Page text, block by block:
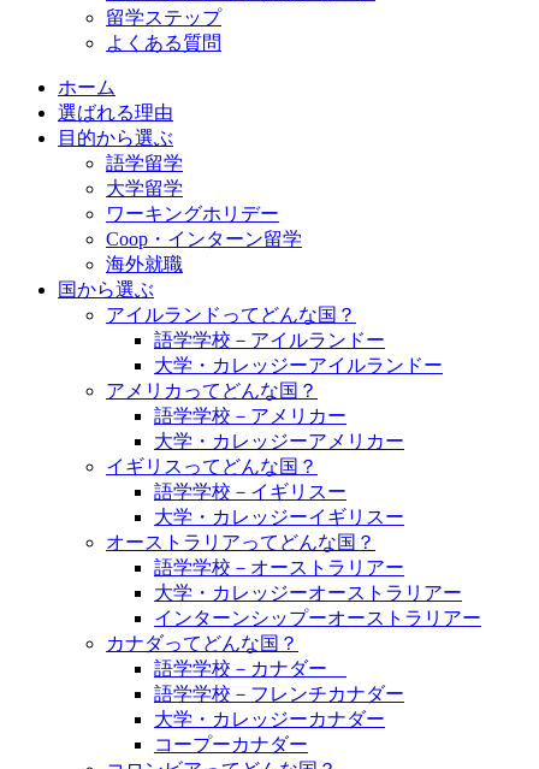
留学ステップ
よくある質問
ホーム
選ばれる理由
目的から選ぶ
語学留学
大学留学
ワーキングホリデー
Coop・インターン留学
海外就職
国から選ぶ
アイルランドってどんな国？
語学学校－アイルランドー
大学・カレッジーアイルランドー
アメリカってどんな国？
語学学校－アメリカー
大学・カレッジーアメリカー
イギリスってどんな国？
語学学校－イギリスー
大学・カレッジーイギリスー
オーストラリアってどんな国？
語学学校－オーストラリアー
大学・カレッジーオーストラリアー
インターンシップーオーストラリアー
カナダってどんな国？
語学学校－カナダー
語学学校－フレンチカナダー
大学・カレッジーカナダー
コープーカナダー